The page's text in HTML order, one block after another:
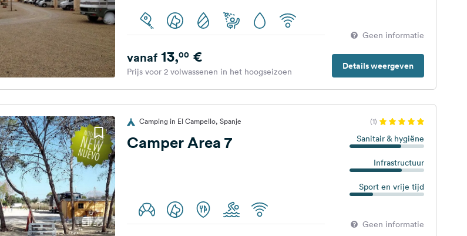
Geen informatie
Details weergeven
vanaf13,00€
Prijs voor 2 volwassenen in het hoogseizoen
Camping in El Campello, Spanje (1)
Camper Area 7 Sanitair & hygiëne
Infrastructuur
Sport en vrije tijd
Geen informatie